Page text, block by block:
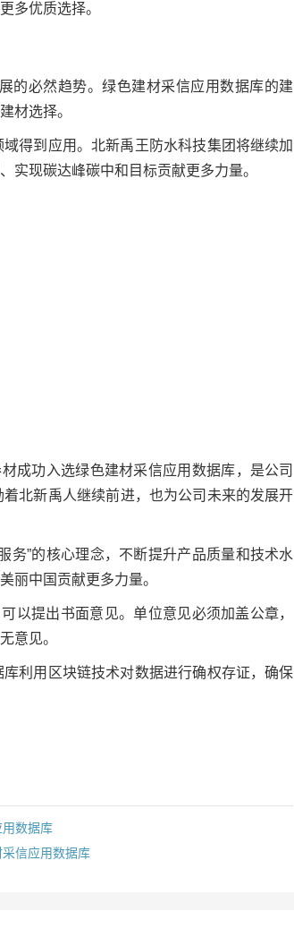
多优质选择。
的必然趋势。绿色建材采信应用数据库的建
材选择。
得到应用。北新禹王防水科技集团将继续加
实现碳达峰碳中和目标贡献更多力量。
成功入选绿色建材采信应用数据库，是公司
北新禹人继续前进，也为公司未来的发展开
务”的核心理念，不断提升产品质量和技术水
丽中国贡献更多力量。
以提出书面意见。单位意见必须加盖公章，
意见。
利用区块链技术对数据进行确权存证，确保
数据库
信应用数据库